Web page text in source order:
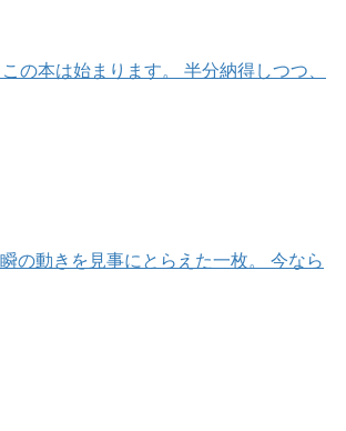
の本は始まります。 半分納得しつつ、
の動きを見事にとらえた一枚。 今なら